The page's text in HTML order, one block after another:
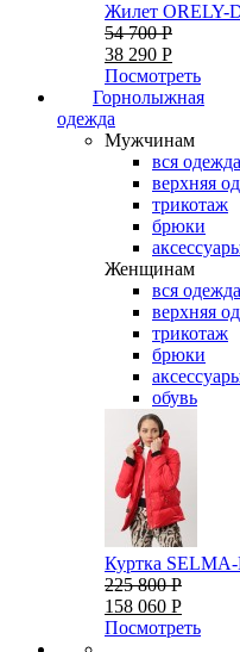
Жилет ORELY-
54 700 Р
38 290 Р
Посмотреть
Горнолыжная
одежда
Мужчинам
вся одежда
верхняя
трикотаж
брюки
Женщинам
вся одежда
верхняя
трикотаж
брюки
обувь
Куртка
225 800 Р
158 060 Р
Посмотреть